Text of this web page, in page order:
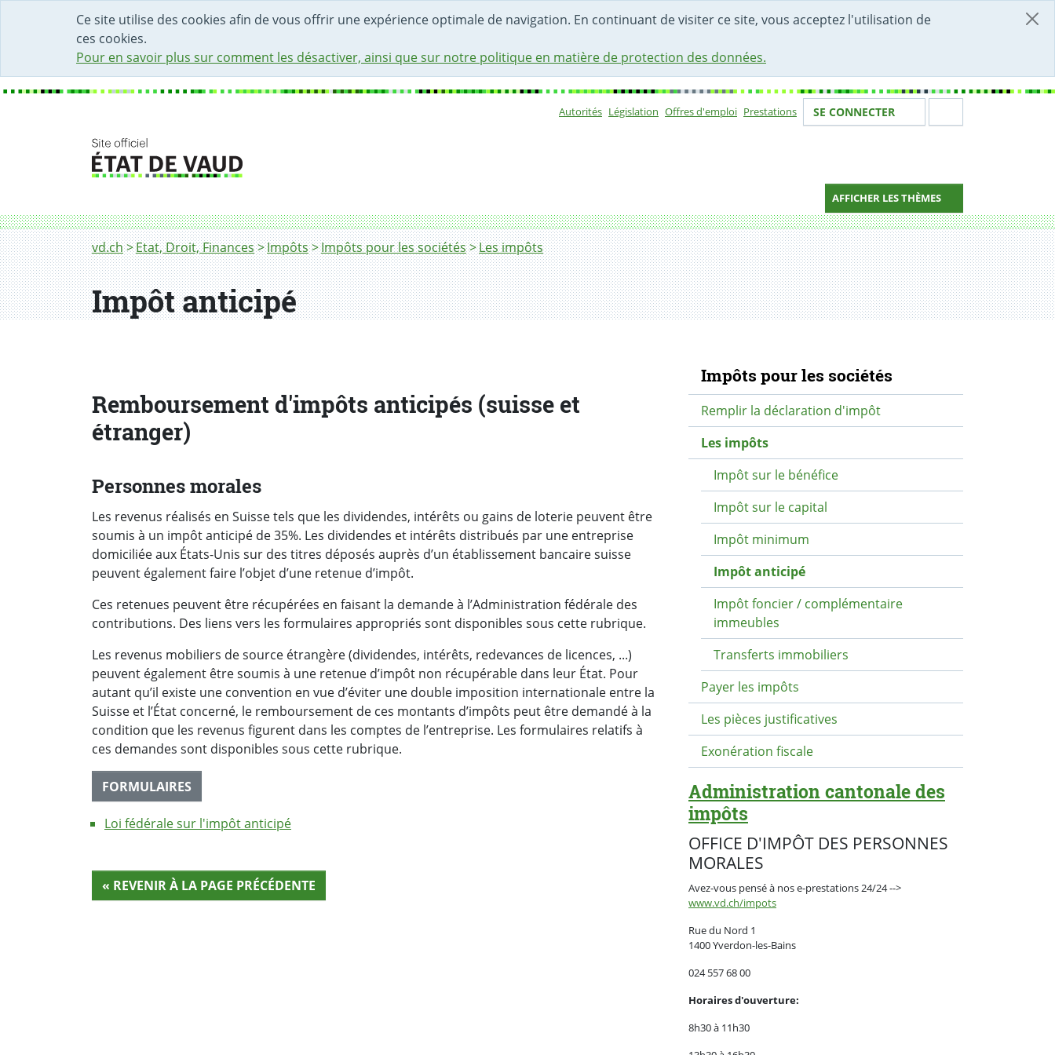
Ce site utilise des cookies afin de vous offrir une expérience optimale de navigation. En continuant de visiter ce site, vous acceptez l'utilisation de
ces cookies.
Pour en savoir plus sur comment les désactiver, ainsi que sur notre politique en matière de protection des données.
DÉBUT DU CONTENU DE LA PAGE
ACCÈS AU CHAMP DE RECHERCHE
PAGE D'ACCUEIL
FORMULAIRE DE CONTACT
Autorités Législation Offres d'emploi Prestations Votre identité
SE CONNECTER
AFFICHER LES THÈMES
Fil d'Ariane
vd.ch Etat, Droit, Finances Impôts Impôts pour les sociétés Les impôts
Impôt anticipé
Impôt anticipé
Remboursement d'impôts anticipés (suisse et
étranger)
Personnes morales
Les revenus réalisés en Suisse tels que les dividendes, intérêts ou gains de loterie peuvent être
soumis à un impôt anticipé de 35%. Les dividendes et intérêts distribués par une entreprise
domiciliée aux États-Unis sur des titres déposés auprès d’un établissement bancaire suisse
peuvent également faire l’objet d’une retenue d’impôt.
Ces retenues peuvent être récupérées en faisant la demande à l’Administration fédérale des
contributions. Des liens vers les formulaires appropriés sont disponibles sous cette rubrique.
Les revenus mobiliers de source étrangère (dividendes, intérêts, redevances de licences, ...)
peuvent également être soumis à une retenue d’impôt non récupérable dans leur État. Pour
autant qu’il existe une convention en vue d’éviter une double imposition internationale entre la
Suisse et l’État concerné, le remboursement de ces montants d’impôts peut être demandé à la
condition que les revenus figurent dans les comptes de l’entreprise. Les formulaires relatifs à
ces demandes sont disponibles sous cette rubrique.
FORMULAIRES
Loi fédérale sur l'impôt anticipé
« REVENIR À LA PAGE PRÉCÉDENTE
Navigation secondaire
Impôts pour les sociétés
Remplir la déclaration d'impôt
Les impôts
Impôt sur le bénéfice
Impôt sur le capital
Impôt minimum
Impôt anticipé
Impôt foncier / complémentaire
immeubles
Transferts immobiliers
Payer les impôts
Les pièces justificatives
Exonération fiscale
Administration cantonale des
impôts
OFFICE D'IMPÔT DES PERSONNES
MORALES
Avez-vous pensé à nos e-prestations 24/24 -->
www.vd.ch/impots
Rue du Nord 1
1400 Yverdon-les-Bains
024 557 68 00
Horaires d'ouverture:
8h30 à 11h30